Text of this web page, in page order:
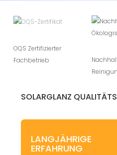
OQS Zertifizierter
Fachbetrieb
SOLARGLANZ
LANGJÄHRIGE
ERFAHRUNG